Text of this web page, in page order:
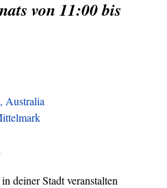
von 11:00 bis
Australia
deiner Stadt veranstalten